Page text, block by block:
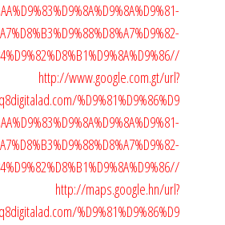
http://www.google.com.gt/url?
%D9%81%D9%86%D9
http://maps.google.hn/url?
%D9%81%D9%86%D9